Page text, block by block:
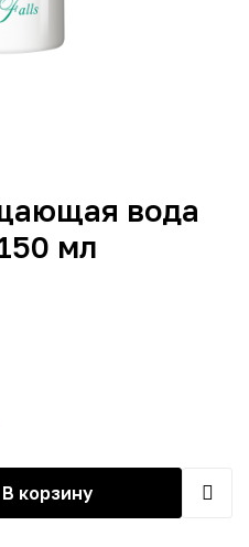
вода
мл
В корзину